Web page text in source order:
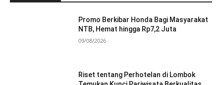
Promo Berkibar Honda Bagi Masyarakat
NTB, Hemat hingga Rp7,2 Juta
09/08/2026
Riset tentang Perhotelan di Lombok